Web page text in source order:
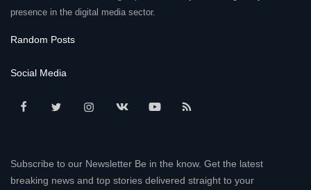
presence in the digital media sector.
Random Posts
Social Media
Subscribe to our Newsletter Be in the know. Get the latest
breaking news and top stories delivered straight to your